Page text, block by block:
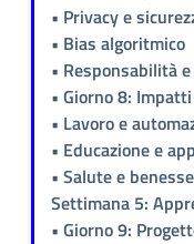
• Privacy e
• Bias algoritmico
• Responsabilità
• Giorno 8:
• Lavoro e
• Educazione e
• Salute e
Settimana 5:
• Giorno 9: